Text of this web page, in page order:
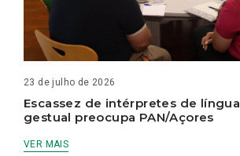
23 de julho de 2026
Escassez de intérpretes de língua
gestual preocupa PAN/Açores
VER MAIS